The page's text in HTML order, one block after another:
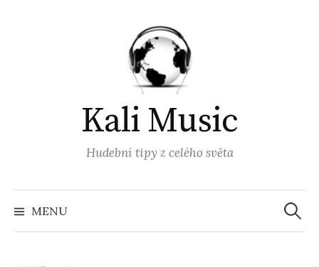
Kali Music
Hudební tipy z celého světa
MENU